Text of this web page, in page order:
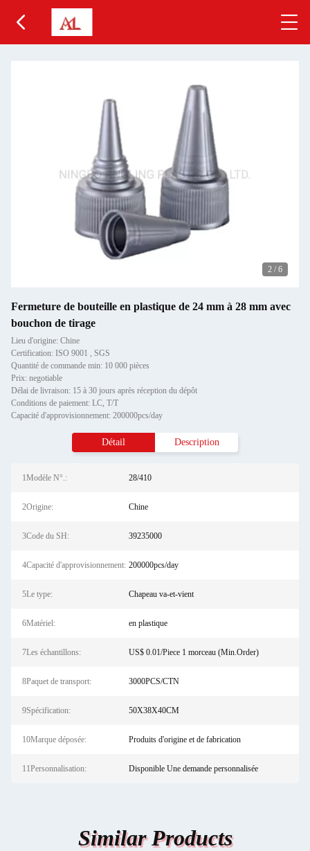
2 / 6
Fermeture de bouteille en plastique de 24 mm à 28 mm avec
bouchon de tirage
Lieu d'origine: Chine
Certification: ISO 9001 , SGS
Quantité de commande min: 10 000 pièces
Prix: negotiable
Délai de livraison: 15 à 30 jours après réception du dépôt
Conditions de paiement: LC, T/T
Capacité d'approvisionnement: 200000pcs/day
Détail Description
1Modèle N°.: 28/410
2Origine: Chine
3Code du SH: 39235000
4Capacité d'approvisionnement: 200000pcs/day
5Le type: Chapeau va-et-vient
6Matériel: en plastique
7Les échantillons: US$ 0.01/Piece 1 morceau (Min.Order)
8Paquet de transport: 3000PCS/CTN
9Spécification: 50X38X40CM
10Marque déposée: Produits d'origine et de fabrication
11Personnalisation: Disponible Une demande personnalisée
Similar Products